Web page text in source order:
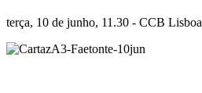
terça, 10 de junho, 11.30 - CCB Lisboa